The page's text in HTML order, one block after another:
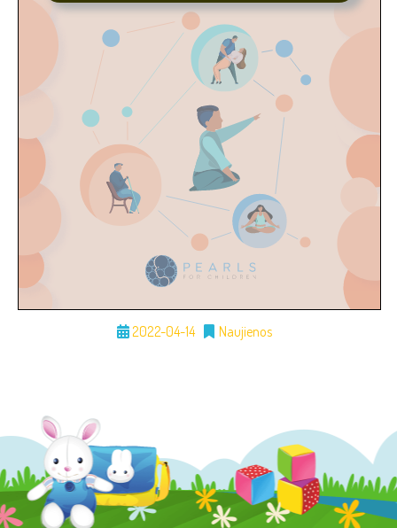
2022-04-14 Naujienos